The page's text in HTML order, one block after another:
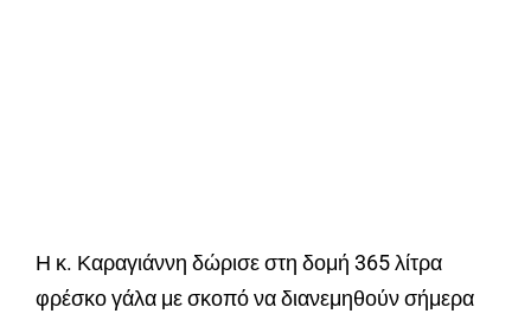
Η κ. Καραγιάννη δώρισε στη δομή 365 λίτρα
φρέσκο γάλα με σκοπό να διανεμηθούν σήμερα